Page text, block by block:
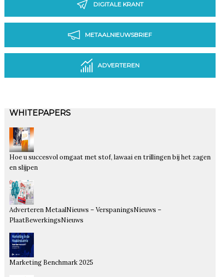
DIGITALE KRANT
METAALNIEUWSBRIEF
ADVERTEREN
WHITEPAPERS
Hoe u succesvol omgaat met stof, lawaai en trillingen bij het zagen
en slijpen
Adverteren MetaalNieuws – VerspaningsNieuws –
PlaatBewerkingsNieuws
Marketing Benchmark 2025